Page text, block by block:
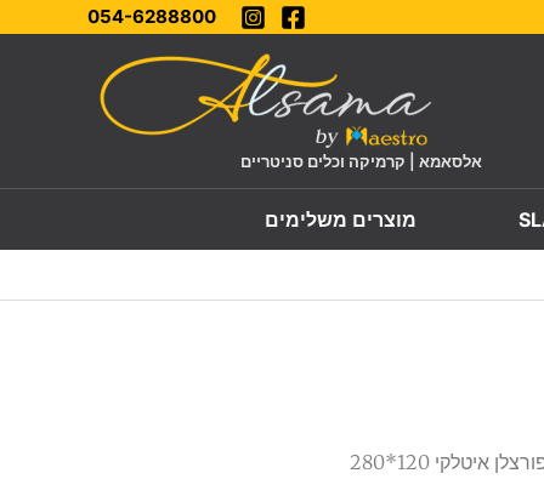
054-6288800
אלסאמא | קרמיקה וכלים סניטריים
מוצרים משלימים
/ לוח פורצלן איטלקי 120*280